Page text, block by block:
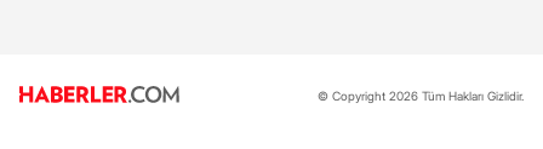
© Copyright 2026 Tüm Hakları Gizlidir.